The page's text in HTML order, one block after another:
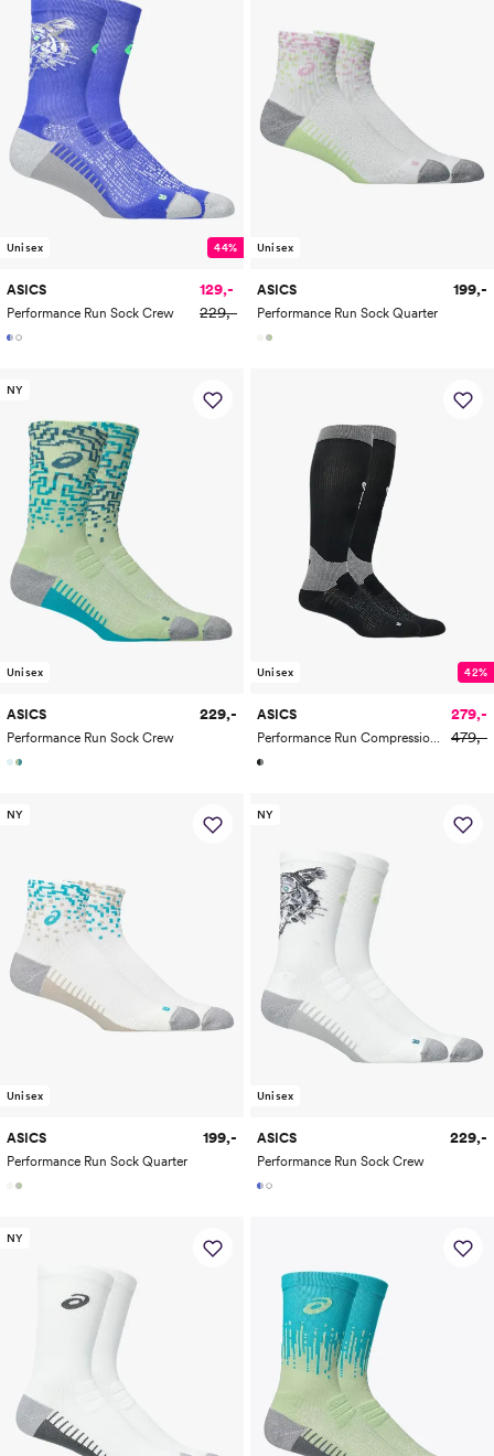
Unisex 44%
ASICS
Performance Run Sock Crew
129,-
229,-
Unisex
ASICS
Performance Run Sock Quarter
199,-
NY
Unisex
ASICS
Performance Run Sock Crew
229,-
Unisex 42%
ASICS
Performance Run Compression Sock
279,-
479,-
NY
Unisex
ASICS
Performance Run Sock Quarter
199,-
NY
Unisex
ASICS
Performance Run Sock Crew
229,-
NY